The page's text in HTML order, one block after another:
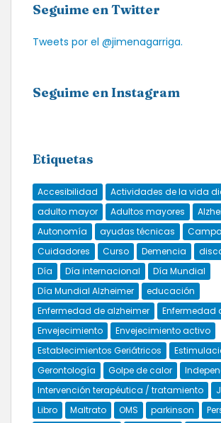
Seguime en Twitter
Tweets por el @jimenagarriga.
Seguime en Instagram
Etiquetas
Accesibilidad
Actividades de la vida
adulto mayor
Adultos mayores
Autonomía
ayudas técnicas
Cuidadores
Curso Demencia
Día
Día internacional
Día Mundial
Día Mundial Alzheimer
educación
Enfermedad de alzheimer
Enfermedad
Envejecimiento
Envejecimiento activo
Establecimientos Geriátricos
Gerontología
Golpe de calor
Intervención terapéutica / tratamiento
Libro
Maltrato OMS parkinson